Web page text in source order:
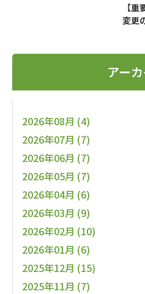
【
変更
アー
2026年08月 (4)
2026年07月 (7)
2026年06月 (7)
2026年05月 (7)
2026年04月 (6)
2026年03月 (9)
2026年02月 (10)
2026年01月 (6)
2025年12月 (15)
2025年11月 (7)